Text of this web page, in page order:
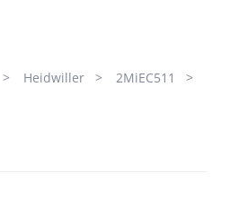
Heidwiller
2MiEC511